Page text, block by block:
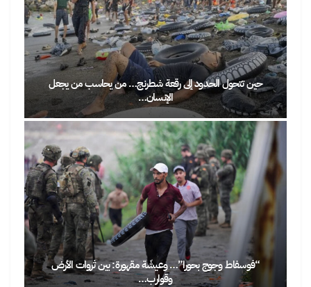
حين تتحول الحدود إلى رقعة شطرنج… من يحاسب من يجعل
الإنسان…
“فوسفاط وجوج بحورا”… وعيشَة مقهورة: بين ثروات الأرض
وقوارب…